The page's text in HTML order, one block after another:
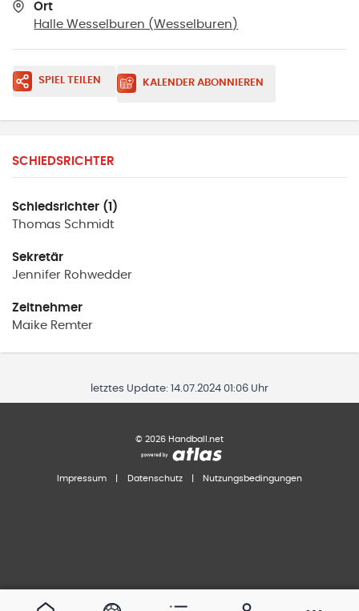
Ort
Halle Wesselburen (Wesselburen )
SPIEL TEILEN KALENDER ABONNIEREN
SCHIEDSRICHTER
Schiedsrichter (1)
Thomas Schmidt
Sekretär
Jennifer Rohwedder
Zeitnehmer
Maike Remter
letztes Update: 14.07.2024 01:06 Uhr
© 2026 Handball.net
Impressum Datenschutz Nutzungsbedingungen